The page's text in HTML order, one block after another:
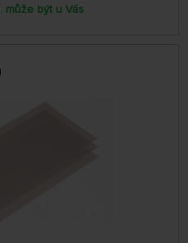
může být u Vás